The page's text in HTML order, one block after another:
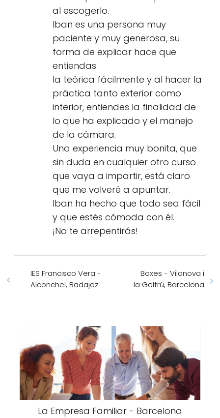
al escogerlo.
Iban es una persona muy
paciente y muy generosa, su
forma de explicar hace que
entiendas
la teórica fácilmente y al hacer la
práctica tanto exterior como
interior, entiendes la finalidad de
lo que ha explicado y el manejo
de la cámara.
Una experiencia muy bonita, que
sin duda en cualquier otro curso
que vaya a impartir, está claro
que me volveré a apuntar.
Iban ha hecho que todo sea fácil
y que estés cómoda con él.
¡No te arrepentirás!
IES Francisco Vera -
Alconchel, Badajoz
Boxes - Vilanova i
la Geltrú, Barcelona
La Empresa Familiar - Barcelona